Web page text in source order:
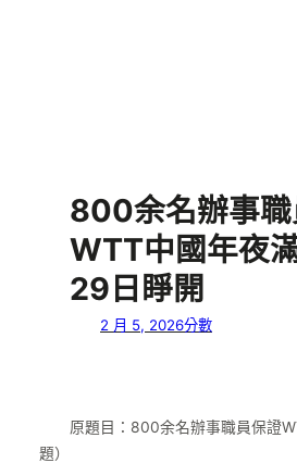
800余名辦事
WTT中國年夜
29日睜開
2 月 5, 2026分數
原題目：800余名辦事職員保證
題）